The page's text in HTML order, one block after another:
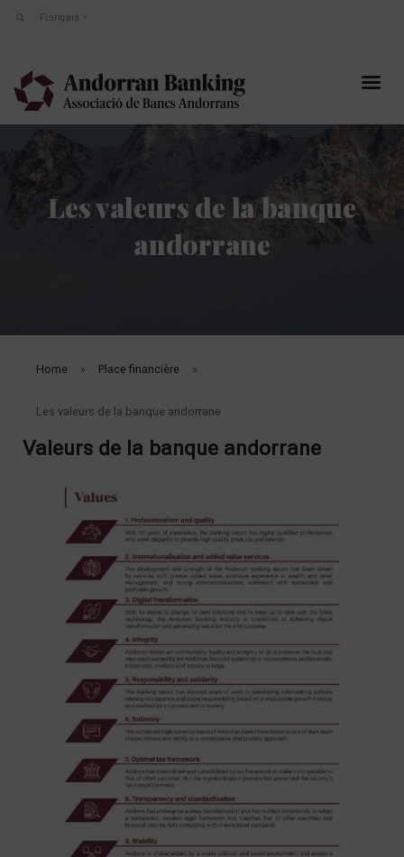
Français
Les valeurs de la banque
andorrane
Home Place financière
Les valeurs de la banque andorrane
Valeurs de la banque andorrane